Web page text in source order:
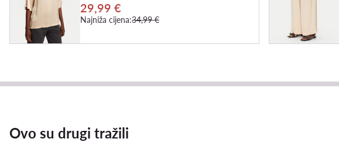
29,99 €
Najniža cijena:34,99 €
Ovo su drugi tražili